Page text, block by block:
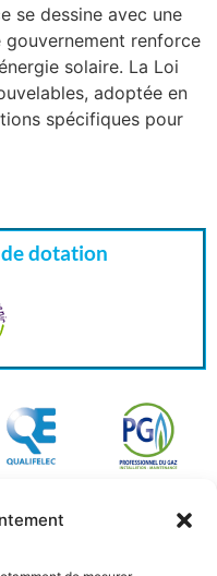
se dessine avec une
renforce
solaire. La Loi
adoptée en
spécifiques pour
dotation